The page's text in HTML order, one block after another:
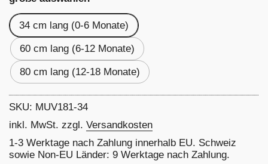
34 cm lang (0-6 Monate)
60 cm lang (6-12 Monate)
80 cm lang (12-18 Monate)
SKU: MUV181-34
inkl. MwSt. zzgl. Versandkosten
1-3 Werktage nach Zahlung innerhalb EU. Schweiz
sowie Non-EU Länder: 9 Werktage nach Zahlung.